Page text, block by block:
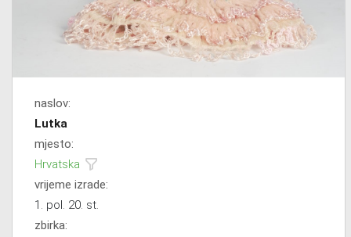
naslov:
Lutka
mjesto:
Hrvatska
vrijeme izrade:
1. pol. 20. st.
zbirka: